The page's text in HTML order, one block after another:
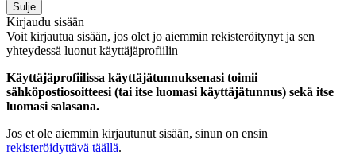
Sulje
Kirjaudu sisään
Voit kirjautua sisään, jos olet jo aiemmin rekisteröitynyt ja sen
yhteydessä luonut käyttäjäprofiilin
Käyttäjäprofiilissa käyttäjätunnuksenasi toimii
sähköpostiosoitteesi (tai itse luomasi käyttäjätunnus) sekä itse
luomasi salasana.
Jos et ole aiemmin kirjautunut sisään, sinun on ensin
rekisteröidyttävä täällä.